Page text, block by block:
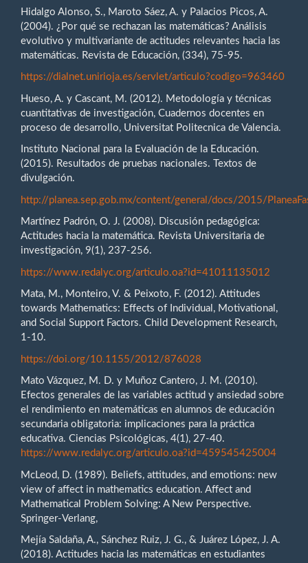
Hidalgo Alonso, S., Maroto Sáez, A. y Palacios Picos, A.
(2004). ¿Por qué se rechazan las matemáticas? Análisis
evolutivo y multivariante de actitudes relevantes hacia las
matemáticas. Revista de Educación, (334), 75-95.
https://dialnet.unirioja.es/servlet/articulo?codigo=963460
Hueso, A. y Cascant, M. (2012). Metodología y técnicas
cuantitativas de investigación, Cuadernos docentes en
proceso de desarrollo, Universitat Politecnica de Valencia.
Instituto Nacional para la Evaluación de la Educación.
(2015). Resultados de pruebas nacionales. Textos de
divulgación.
http://planea.sep.gob.mx/content/general/docs/2015/
Martínez Padrón, O. J. (2008). Discusión pedagógica:
Actitudes hacia la matemática. Revista Universitaria de
investigación, 9(1), 237-256.
https://www.redalyc.org/articulo.oa?id=41011135012
Mata, M., Monteiro, V. & Peixoto, F. (2012). Attitudes
towards Mathematics: Effects of Individual, Motivational,
and Social Support Factors. Child Development Research,
1-10.
https://doi.org/10.1155/2012/876028
Mato Vázquez, M. D. y Muñoz Cantero, J. M. (2010).
Efectos generales de las variables actitud y ansiedad sobre
el rendimiento en matemáticas en alumnos de educación
secundaria obligatoria: implicaciones para la práctica
educativa. Ciencias Psicológicas, 4(1), 27-40.
https://www.redalyc.org/articulo.oa?id=459545425004
McLeod, D. (1989). Beliefs, attitudes, and emotions: new
view of affect in mathematics education. Affect and
Mathematical Problem Solving: A New Perspective.
Springer-Verlang,
Mejía Saldaña, A., Sánchez Ruiz, J. G., & Juárez López, J. A.
(2018). Actitudes hacia las matemáticas en estudiantes